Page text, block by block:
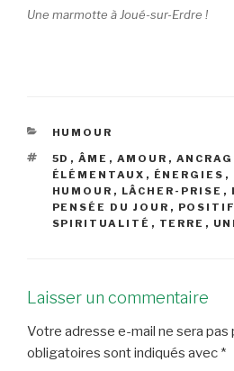
Une marmotte à Joué-sur-Erdre !
CATÉGORIES
HUMOUR
ÉTIQUETTES
5D , ÂME , AMOUR ,
ÉLÉMENTAUX , ÉNERGIES ,
HUMOUR , LÂCHER-PRISE ,
PENSÉE DU JOUR , POSITIF
SPIRITUALITÉ , TERRE ,
Laisser un commentaire
Votre adresse e-mail ne sera pas
obligatoires sont indiqués avec *